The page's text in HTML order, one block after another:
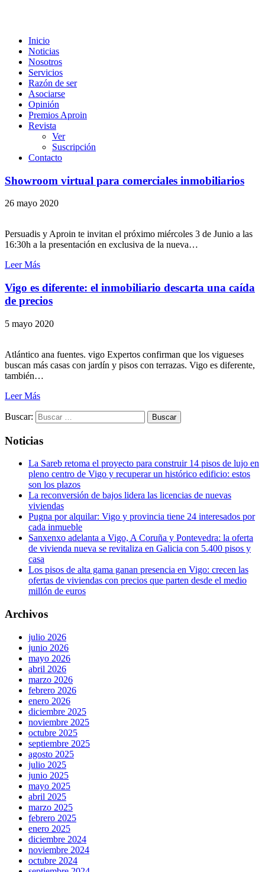
Inicio
Noticias
Nosotros
Servicios
Razón de ser
Asociarse
Opinión
Premios Aproin
Revista
Ver
Suscripción
Contacto
Showroom virtual para comerciales inmobiliarios
26 mayo 2020
Persuadis y Aproin te invitan el próximo miércoles 3 de Junio a las
16:30h a la presentación en exclusiva de la nueva…
Leer Más
Vigo es diferente: el inmobiliario descarta una caída
de precios
5 mayo 2020
Atlántico ana fuentes. vigo Expertos confirman que los vigueses
buscan más casas con jardín y pisos con terrazas. Vigo es diferente,
también…
Leer Más
Buscar:
Noticias
La Sareb retoma el proyecto para construir 14 pisos de lujo en
pleno centro de Vigo y recuperar un histórico edificio: estos
son los plazos
La reconversión de bajos lidera las licencias de nuevas
viviendas
Pugna por alquilar: Vigo y provincia tiene 24 interesados por
cada inmueble
Sanxenxo adelanta a Vigo, A Coruña y Pontevedra: la oferta
de vivienda nueva se revitaliza en Galicia con 5.400 pisos y
casa
Los pisos de alta gama ganan presencia en Vigo: crecen las
ofertas de viviendas con precios que parten desde el medio
millón de euros
Archivos
julio 2026
junio 2026
mayo 2026
abril 2026
marzo 2026
febrero 2026
enero 2026
diciembre 2025
noviembre 2025
octubre 2025
septiembre 2025
agosto 2025
julio 2025
junio 2025
mayo 2025
abril 2025
marzo 2025
febrero 2025
enero 2025
diciembre 2024
noviembre 2024
octubre 2024